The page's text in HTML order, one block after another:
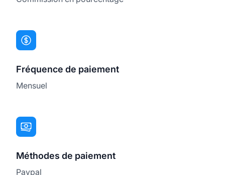
Fréquence de paiement
Mensuel
Méthodes de paiement
Paypal